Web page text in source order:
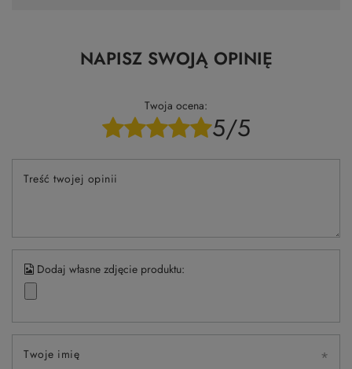
NAPISZ SWOJĄ OPINIĘ
Twoja ocena:
5/5
Treść twojej opinii
Dodaj własne zdjęcie produktu:
Twoje imię